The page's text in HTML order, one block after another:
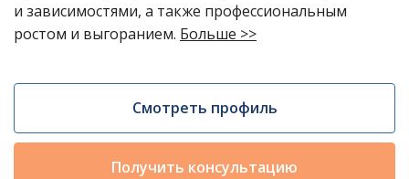
и зависимостями, а также профессиональным
ростом и выгоранием. Больше >>
Смотреть профиль
Получить консультацию